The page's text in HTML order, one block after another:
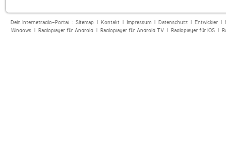
Dein Internetradio-Portal : Sitemap| Kontakt| Impressum| Datenschutz| Entwickler|
Windows| Radioplayer für Android| Radioplayer für Android TV| Radioplayer für iOS|